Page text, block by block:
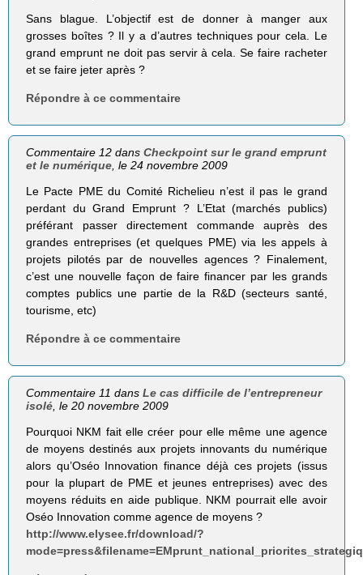
Sans blague. L’objectif est de donner à manger aux
grosses boîtes ? Il y a d’autres techniques pour cela. Le
grand emprunt ne doit pas servir à cela. Se faire racheter
et se faire jeter après ?
Répondre à ce commentaire
Commentaire 12 dansCheckpoint sur le grand emprunt
et le numérique , le 24 novembre 2009
Le Pacte PME du Comité Richelieu n’est il pas le grand
perdant du Grand Emprunt ? L’Etat (marchés publics)
préférant passer directement commande auprès des
grandes entreprises (et quelques PME) via les appels à
projets pilotés par de nouvelles agences ? Finalement,
c’est une nouvelle façon de faire financer par les grands
comptes publics une partie de la R&D (secteurs santé,
tourisme, etc)
Répondre à ce commentaire
Commentaire 11 dansLe cas difficile de l’entrepreneur
isolé, le 20 novembre 2009
Pourquoi NKM fait elle créer pour elle même une agence
de moyens destinés aux projets innovants du numérique
alors qu’Oséo Innovation finance déjà ces projets (issus
pour la plupart de PME et jeunes entreprises) avec des
moyens réduits en aide publique. NKM pourrait elle avoir
Oséo Innovation comme agence de moyens ?
http://www.elysee.fr/download/?